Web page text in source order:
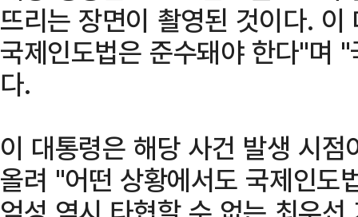
뜨리는 장면이 촬영된 것이다.
국제인도법은 준수돼야 한다"며
다.
이 대통령은 해당 사건 발생 시
올려 "어떤 상황에서도 국제인도